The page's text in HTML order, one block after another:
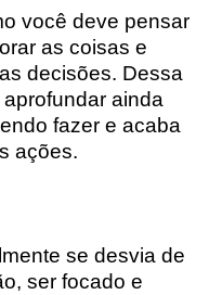
você deve pensar
as coisas e
decisões. Dessa
ainda
fazer e acaba
ações.
se desvia de
ser focado e